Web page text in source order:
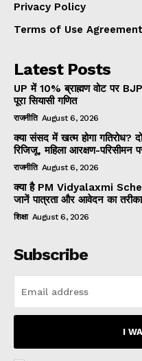
Privacy Policy
Terms of Use Agreement
Latest Posts
UP में 10% ब्राह्मण वोट पर
पूरा सियासी गणित
राजनीति August 6, 2026
क्या संसद में खत्म होगा गतिरोध?
रिजिजू, महिला आरक्षण-परिसीमन
राजनीति August 6, 2026
क्या है PM Vidyalaxmi
जानें पात्रता और आवेदन का तरीका
शिक्षा August 6, 2026
Subscribe
I